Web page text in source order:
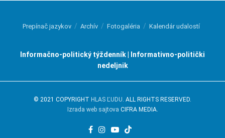
Prepínač jazykov Archív Fotogaléria Kalendár udalostí
Informačno-politický týždenník | Informativno-politički
nedeljnik
© 2021 COPYRIGHT HLAS ĽUDU . ALL RIGHTS RESERVED.
Izrada web sajtova CIFRA MEDIA.